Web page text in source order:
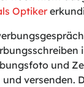
Optiker
und
versenden.